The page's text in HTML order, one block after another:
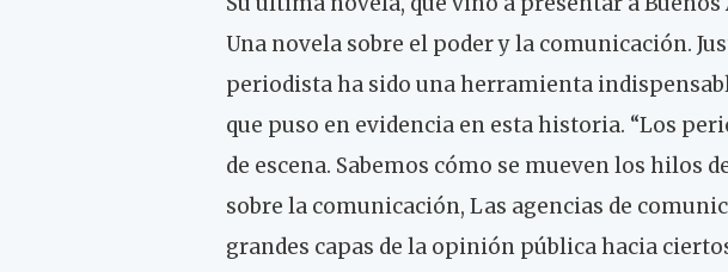
Una novela sobre el poder y la comunicación.
periodista ha sido una herramienta
que puso en evidencia en esta historia. “Los
de escena. Sabemos cómo se mueven los hilos
sobre la comunicación, Las agencias de
grandes capas de la opinión pública hacia